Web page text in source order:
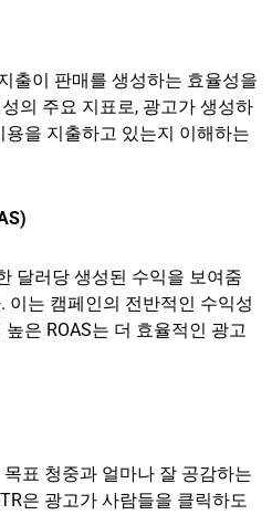
출이 판매를 생성하는 효율성을
의 주요 지표로, 광고가 생성하
을 지출하고 있는지 이해하는
달러당 생성된 수익을 보여줌
이는 캠페인의 전반적인 수익성
은 ROAS는 더 효율적인 광고
표 청중과 얼마나 잘 공감하는
은 광고가 사람들을 클릭하도